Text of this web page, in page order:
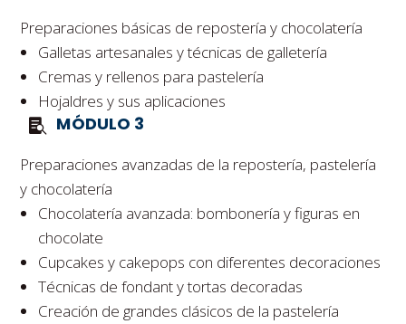
Preparaciones básicas de repostería y chocolatería
Galletas artesanales y técnicas de galletería
Cremas y rellenos para pastelería
Hojaldres y sus aplicaciones
MÓDULO 3
Preparaciones avanzadas de la repostería, pastelería
y chocolatería
Chocolatería avanzada: bombonería y figuras en
chocolate
Cupcakes y cakepops con diferentes decoraciones
Técnicas de fondant y tortas decoradas
Creación de grandes clásicos de la pastelería